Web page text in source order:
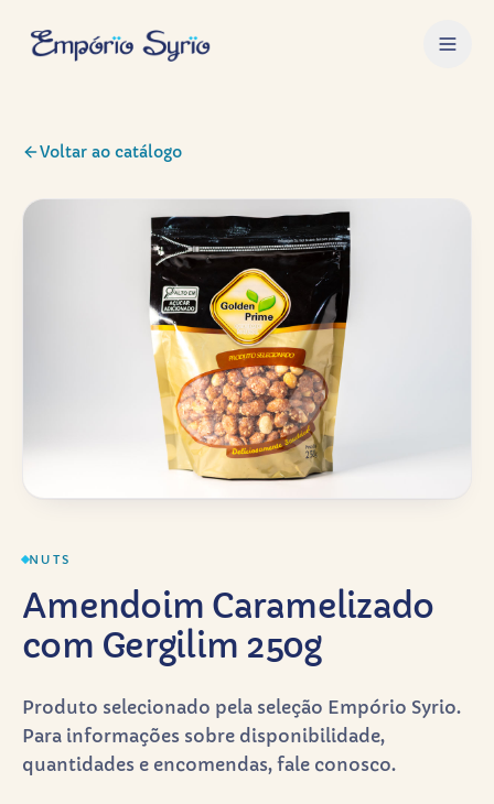
Voltar ao catálogo
NUTS
Amendoim Caramelizado
com Gergilim 250g
Produto selecionado pela seleção Empório Syrio.
Para informações sobre disponibilidade,
quantidades e encomendas, fale conosco.